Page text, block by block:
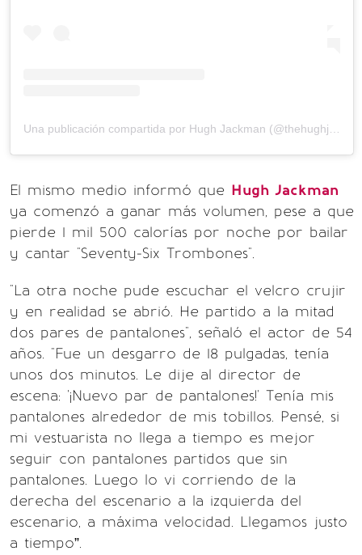
El mismo medio informó que Hugh Jackman
ya comenzó a ganar más volumen, pese a que
pierde 1 mil 500 calorías por noche por bailar
y cantar "Seventy-Six Trombones".
"La otra noche pude escuchar el velcro crujir
y en realidad se abrió. He partido a la mitad
dos pares de pantalones", señaló el actor de 54
años. "Fue un desgarro de 18 pulgadas, tenía
unos dos minutos. Le dije al director de
escena: '¡Nuevo par de pantalones!' Tenía mis
pantalones alrededor de mis tobillos. Pensé, si
mi vestuarista no llega a tiempo es mejor
seguir con pantalones partidos que sin
pantalones. Luego lo vi corriendo de la
derecha del escenario a la izquierda del
escenario, a máxima velocidad. Llegamos justo
a tiempo”.